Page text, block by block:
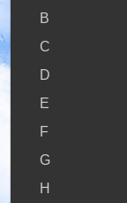
B
C
D
E
F
G
H